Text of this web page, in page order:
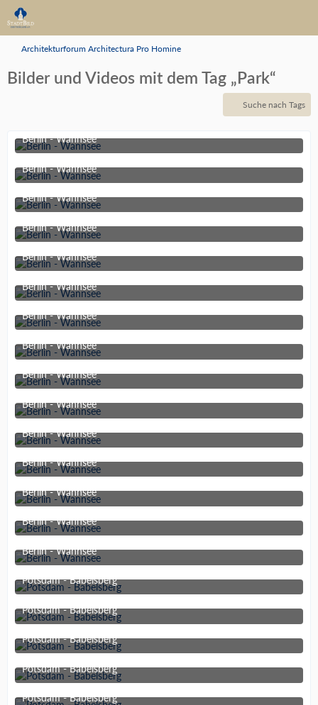
Architekturforum Architectura Pro Homine
Bilder und Videos mit dem Tag „Park“
Suche nach Tags
Berlin - Wannsee
27. Dezember 2021 um 10:42
Berlin - Wannsee
27. Dezember 2021 um 10:42
Berlin - Wannsee
27. Dezember 2021 um 10:42
Berlin - Wannsee
27. Dezember 2021 um 10:42
Berlin - Wannsee
27. Dezember 2021 um 10:42
Berlin - Wannsee
27. Dezember 2021 um 10:42
Berlin - Wannsee
27. Dezember 2021 um 10:42
Berlin - Wannsee
27. Dezember 2021 um 10:42
Berlin - Wannsee
27. Dezember 2021 um 10:42
Berlin - Wannsee
27. Dezember 2021 um 10:42
Berlin - Wannsee
27. Dezember 2021 um 10:42
Berlin - Wannsee
27. Dezember 2021 um 10:42
Berlin - Wannsee
27. Dezember 2021 um 10:42
Berlin - Wannsee
27. Dezember 2021 um 10:42
Berlin - Wannsee
27. Dezember 2021 um 10:42
Potsdam - Babelsberg
26. Dezember 2021 um 16:42
Potsdam - Babelsberg
26. Dezember 2021 um 16:41
Potsdam - Babelsberg
26. Dezember 2021 um 16:41
Potsdam - Babelsberg
26. Dezember 2021 um 16:41
Potsdam - Babelsberg